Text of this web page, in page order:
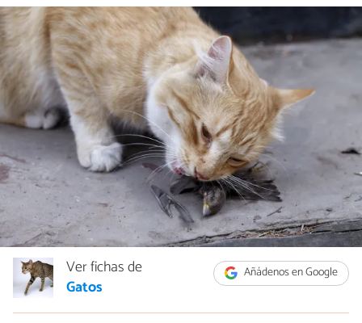
Añádenos en Google
Ver fichas de
Gatos